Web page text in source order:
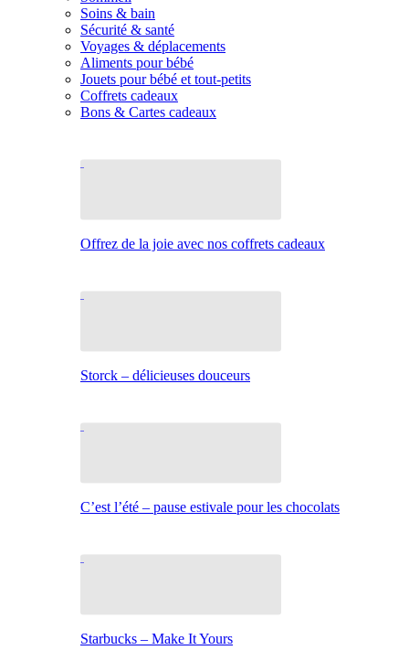
Soins & bain
Sécurité & santé
Voyages & déplacements
Aliments pour bébé
Jouets pour bébé et tout-petits
Coffrets cadeaux
Bons & Cartes cadeaux
Offrez de la joie avec nos coffrets cadeaux
Storck – délicieuses douceurs
C’est l’été – pause estivale pour les chocolats
Starbucks – Make It Yours